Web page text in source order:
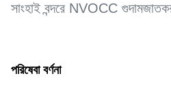
সাংহাই বন্দরে NVOCC
পরিষেবা বর্ণনা